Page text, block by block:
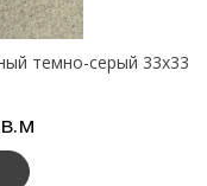
темно-серый 33х33